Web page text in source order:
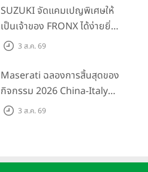
พร้อมลุย ด้วยราคาพิเศษเริ่ม
ต้นที่ 9.49 แสนบาท
SUZUKI จัดแคมเปญพิเศษให้
เป็นเจ้าของ FRONX ได้ง่ายยิ่ง
ขึ้นสำหรับรุ่น GL ราคาพิเศษ
200 คัน พร้อมข้อเสนอสุดคุ้ม
3 ส.ค. 69
Maserati ฉลองการสิ้นสุดของ
กิจกรรม 2026 China-Italy
Grand Tour ณ สำนักงาน
3 ส.ค. 69